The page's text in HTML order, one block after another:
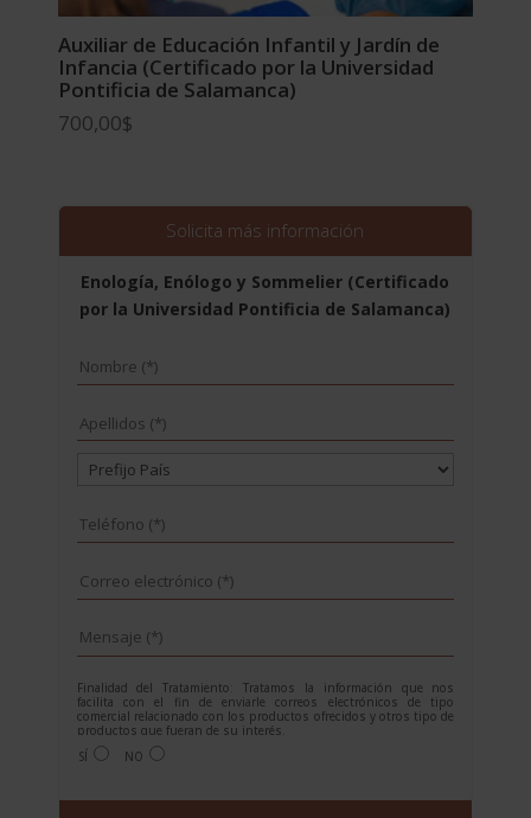
Auxiliar de Educación Infantil y Jardín de
Infancia (Certificado por la Universidad
Pontificia de Salamanca)
700,00$
Solicita más información
Enología, Enólogo y Sommelier (Certificado
por la Universidad Pontificia de Salamanca)
Finalidad del Tratamiento: Tratamos la información que nos
facilita con el fin de enviarle correos electrónicos de tipo
comercial relacionado con los productos ofrecidos y otros tipo de
productos que fueran de su interés.
Legitimación del tratamiento: Consentimiento del interesado.
Derechos: Puede ejercitar sus derechos identificándose
Para más información consulte nuestra Política de Privacidad.
SÍ NO